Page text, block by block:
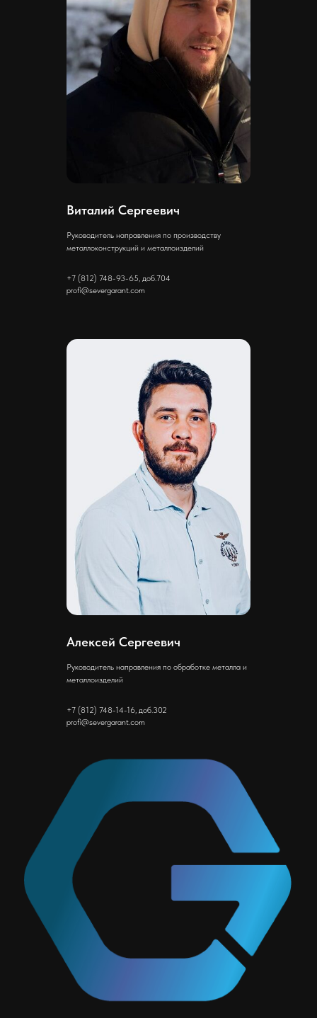
Виталий Сергеевич
Руководитель направления по производству
металлоконструкций и металлоизделий
+7 (812) 748-93-65, доб.704
profi@severgarant.com
Алексей Сергеевич
Руководитель направления по обработке металла и
металлоизделий
+7 (812) 748-14-16, доб.302
profi@severgarant.com